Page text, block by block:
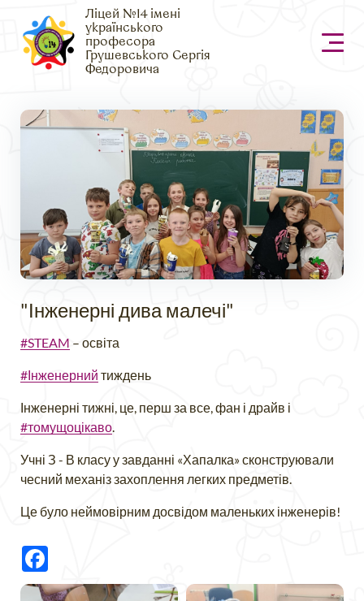
Ліцей №14 імені
українського
професора
Грушевського Сергія
Федоровича
"Інженерні дива малечі"
#STEAM – освіта
#Інженерний тиждень
Інженерні тижні, це, перш за все, фан і драйв і
#томущоцікаво.
Учні З - В класу у завданні «Хапалка» сконструювали
чесний механіз захоплення легких предметів.
Це було неймовірним досвідом маленьких інженерів!